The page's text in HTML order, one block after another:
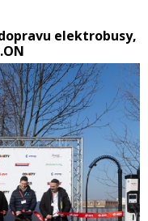
elektrobusy,